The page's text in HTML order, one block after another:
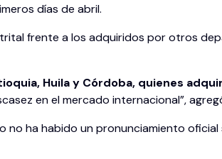
días de abril.
frente a los adquiridos por otros
Huila y Córdoba, quienes
en el mercado internacional”,
no ha habido un pronunciamiento oficial